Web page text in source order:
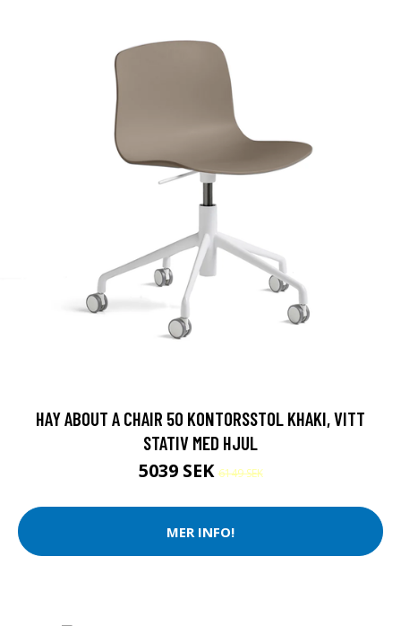
HAY ABOUT A CHAIR 50 KONTORSSTOL KHAKI, VITT
STATIV MED HJUL
5039 SEK6149 SEK
MER INFO!